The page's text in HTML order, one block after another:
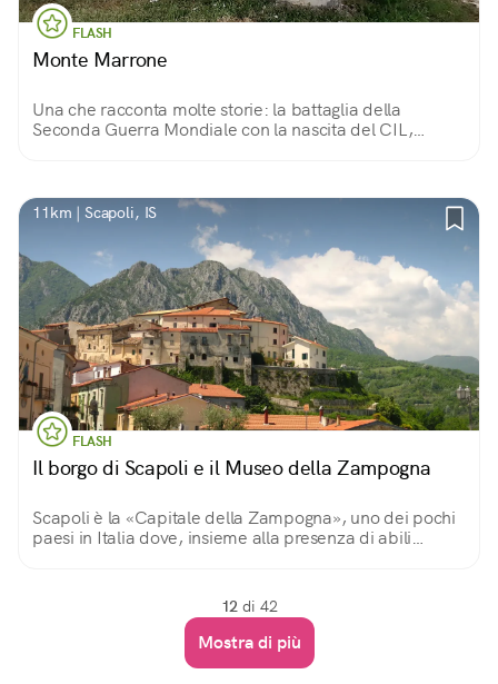
FLASH
Monte Marrone
Una che racconta molte storie: la battaglia della
Seconda Guerra Mondiale con la nascita del CIL,
11km | Scapoli, IS
FLASH
Il borgo di Scapoli e il Museo della Zampogna
Scapoli è la «Capitale della Zampogna», uno dei pochi
paesi in Italia dove, insieme alla presenza di abili
12 di 42
Mostra di più